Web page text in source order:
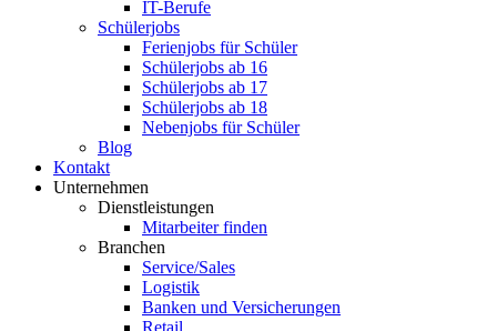
IT-Berufe
Schülerjobs
Ferienjobs für Schüler
Schülerjobs ab 16
Schülerjobs ab 17
Schülerjobs ab 18
Nebenjobs für Schüler
Blog
Kontakt
Unternehmen
Dienstleistungen
Mitarbeiter finden
Branchen
Service/Sales
Logistik
Banken und Versicherungen
Retail